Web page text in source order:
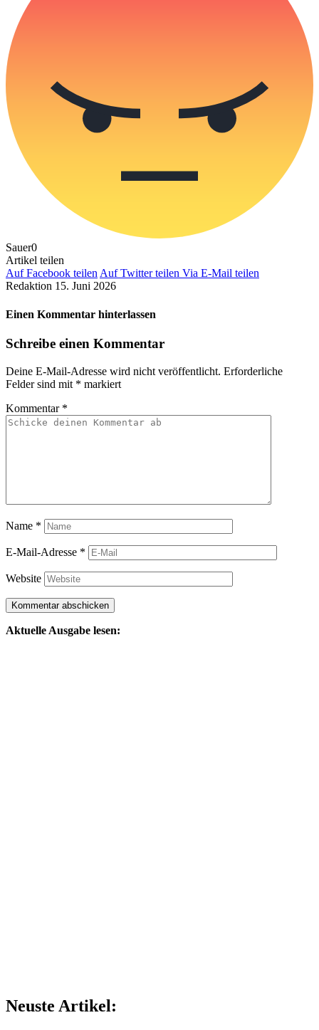
Sauer0
Artikel teilen
Auf Facebook teilenAuf Twitter teilen Via E-Mail teilen
Redaktion 15. Juni 2026
Einen Kommentar hinterlassen
Schreibe einen Kommentar
Deine E-Mail-Adresse wird nicht veröffentlicht. Erforderliche
Felder sind mit * markiert
Kommentar *
Name *
E-Mail-Adresse *
Website
Aktuelle Ausgabe lesen:
Neuste Artikel: